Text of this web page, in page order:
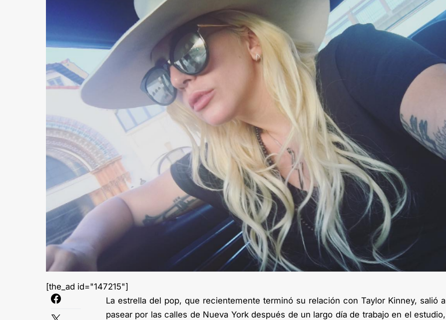
[the_ad id="147215"]
La estrella del pop, que recientemente terminó su relación con Taylor Kinney, salió a
pasear por las calles de Nueva York después de un largo día de trabajo en el estudio,